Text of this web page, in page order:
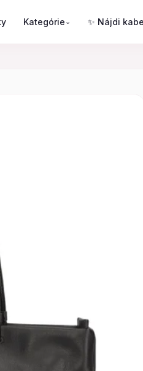
Kategórie ⌄ ✨ Nájdi